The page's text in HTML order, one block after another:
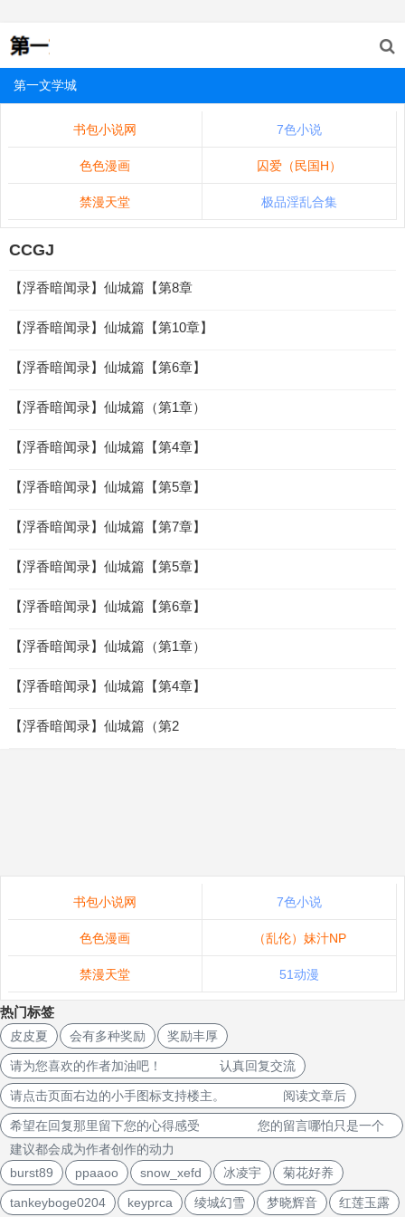
第一文学城
书包小说网 7色小说
色色漫画 囚爱（民国H）
禁漫天堂 极品淫乱合集
CCGJ
【浮香暗闻录】仙城篇【第8章
【浮香暗闻录】仙城篇【第10章】
【浮香暗闻录】仙城篇【第6章】
【浮香暗闻录】仙城篇（第1章）
【浮香暗闻录】仙城篇【第4章】
【浮香暗闻录】仙城篇【第5章】
【浮香暗闻录】仙城篇【第7章】
【浮香暗闻录】仙城篇【第5章】
【浮香暗闻录】仙城篇【第6章】
【浮香暗闻录】仙城篇（第1章）
【浮香暗闻录】仙城篇【第4章】
【浮香暗闻录】仙城篇（第2
书包小说网 7色小说
色色漫画 （乱伦）妹汁NP
禁漫天堂 51动漫
热门标签
皮皮夏 会有多种奖励 奖励丰厚
请为您喜欢的作者加油吧！ 认真回复交流
请点击页面右边的小手图标支持楼主。 阅读文章后
希望在回复那里留下您的心得感受 您的留言哪怕只是一个
建议都会成为作者创作的动力
burst89
ppaaoo snow_xefd 冰凌宇 菊花好养
tankeyboge0204 keyprca 绫城幻雪 梦晓辉音 红莲玉露